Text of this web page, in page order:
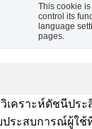
This cookie
control its
language
pages.
เคราะห์ดัชนีปร
ประสบการณ์ผู้ใ